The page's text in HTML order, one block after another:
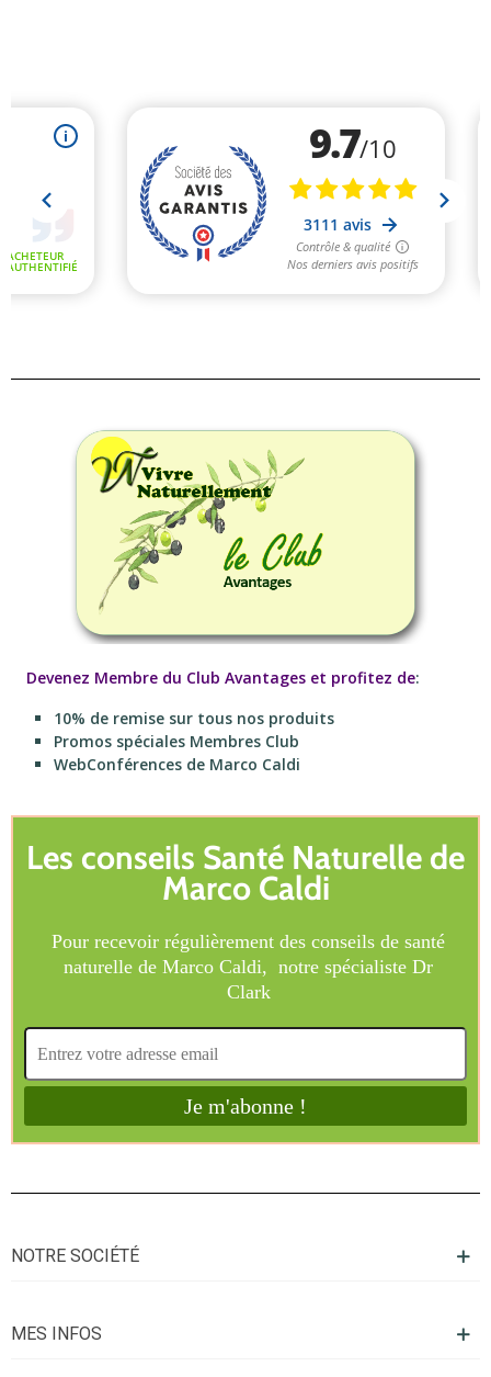
Devenez Membre du Club Avantages et profitez de:
10% de remise sur tous nos produits
Promos spéciales Membres Club
WebConférences de Marco Caldi
NOTRE SOCIÉTÉ
MES INFOS